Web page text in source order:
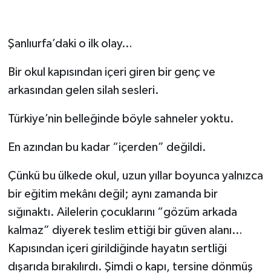
Şanlıurfa’daki o ilk olay…
Bir okul kapısından içeri giren bir genç ve
arkasından gelen silah sesleri.
Türkiye’nin belleğinde böyle sahneler yoktu.
En azından bu kadar “içerden” değildi.
Çünkü bu ülkede okul, uzun yıllar boyunca yalnızca
bir eğitim mekânı değil; aynı zamanda bir
sığınaktı. Ailelerin çocuklarını “gözüm arkada
kalmaz” diyerek teslim ettiği bir güven alanı…
Kapısından içeri girildiğinde hayatın sertliği
dışarıda bırakılırdı. Şimdi o kapı, tersine dönmüş